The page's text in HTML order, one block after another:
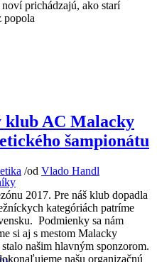
prichádzajú, ako starí
popola
klub AC Malacky
šampionátu
/od Vlado Handl
2017. Pre náš klub dopadla
kategóriách patríme
Podmienky sa nám
si aj s mestom Malacky
našim hlavným sponzorom.
našu organizačnú